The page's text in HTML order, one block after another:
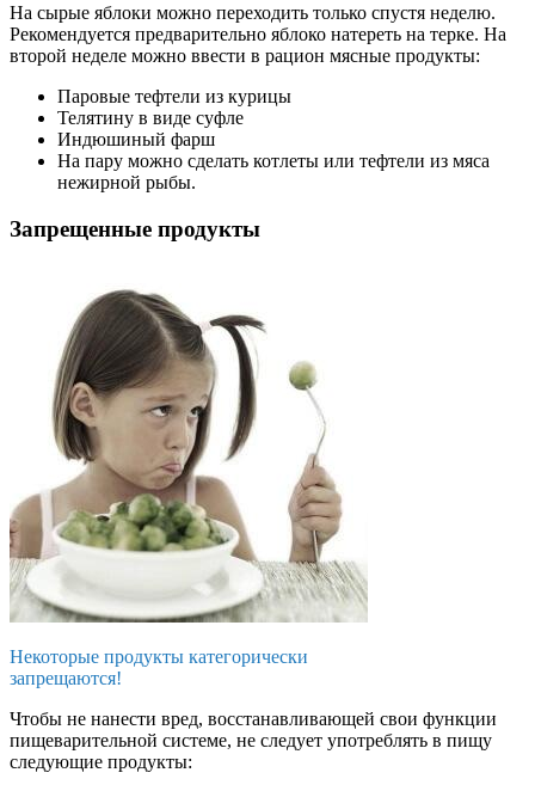
На сырые яблоки можно переходить только спустя неделю.
Рекомендуется предварительно яблоко натереть на терке. На
второй неделе можно ввести в рацион мясные продукты:
Паровые тефтели из курицы
Телятину в виде суфле
Индюшиный фарш
На пару можно сделать котлеты или тефтели из мяса
нежирной рыбы.
Запрещенные продукты
Некоторые продукты категорически
запрещаются!
Чтобы не нанести вред, восстанавливающей свои функции
пищеварительной системе, не следует употреблять в пищу
следующие продукты: